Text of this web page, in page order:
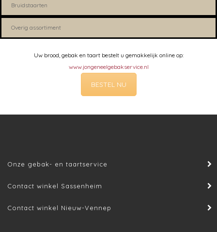
Bruidstaarten
Overig assortiment
Uw brood, gebak en taart bestelt u gemakkelijk online op:
www.jongeneelgebakservice.nl
BESTEL NU
Onze gebak- en taartservice
Contact winkel Sassenheim
Contact winkel Nieuw-Vennep